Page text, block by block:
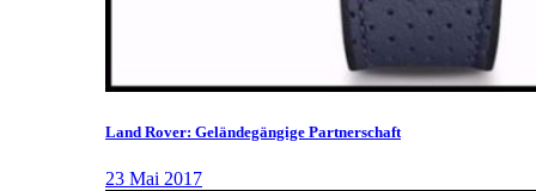
Land Rover: Geländegängige Partnerschaft
23 Mai 2017